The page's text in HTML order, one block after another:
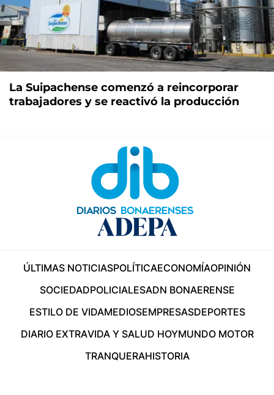
La Suipachense comenzó a reincorporar
trabajadores y se reactivó la producción
ÚLTIMAS NOTICIASPOLÍTICAECONOMÍAOPINIÓN
SOCIEDADPOLICIALESADN BONAERENSE
ESTILO DE VIDAMEDIOSEMPRESASDEPORTES
DIARIO EXTRAVIDA Y SALUD HOYMUNDO MOTOR
TRANQUERAHISTORIA